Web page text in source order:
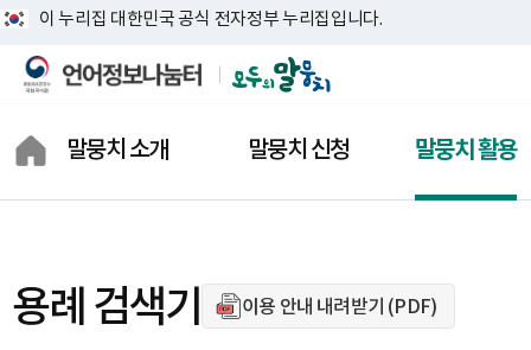
이 누리집 대한민국 공식 전자정부 누리집입니다.
말뭉치 소개
말뭉치 소개
말뭉치 신청
말뭉치 신청 장바구니
말뭉치 활용
연구 보고서
용례 검색기 이용 안내 내려받기 (PDF)